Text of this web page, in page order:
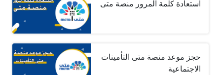
استعادة كلمة المرور منصة متى
حجز موعد منصة متى التأمينات
الاجتماعية